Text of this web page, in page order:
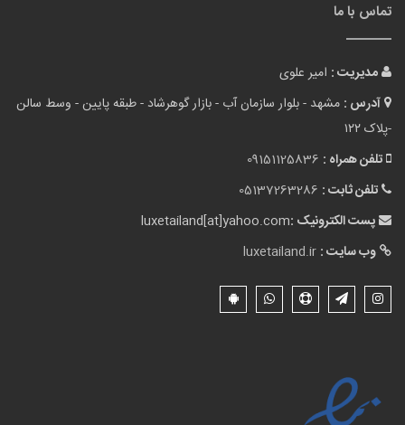
تماس با ما
مدیریت : امیر علوی
آدرس : مشهد - بلوار سازمان آب - بازار گوهرشاد - طبقه پایین - وسط سالن
-پلاک ۱۲۲
تلفن همراه : 09151125836
تلفن ثابت : 05137263286
پست الکترونیک :luxetailand[at]yahoo.com
وب سایت : luxetailand.ir